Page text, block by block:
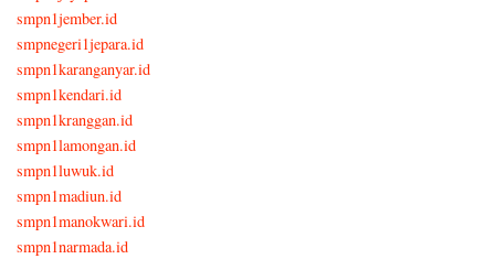
smpn1jember.id
smpnegeri1jepara.id
smpn1karanganyar.id
smpn1kendari.id
smpn1kranggan.id
smpn1lamongan.id
smpn1luwuk.id
smpn1madiun.id
smpn1manokwari.id
smpn1narmada.id